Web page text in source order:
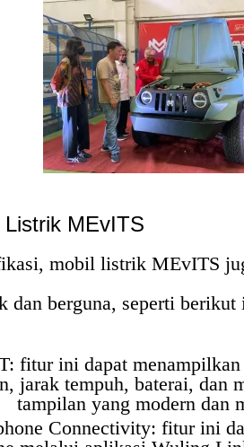
MEvITS
mobil listrik MEvITS
dan berguna, seperti berikut
fitur ini dapat
jarak tempuh, baterai, dan
tampilan yang modern dan
Connectivity: fitur ini